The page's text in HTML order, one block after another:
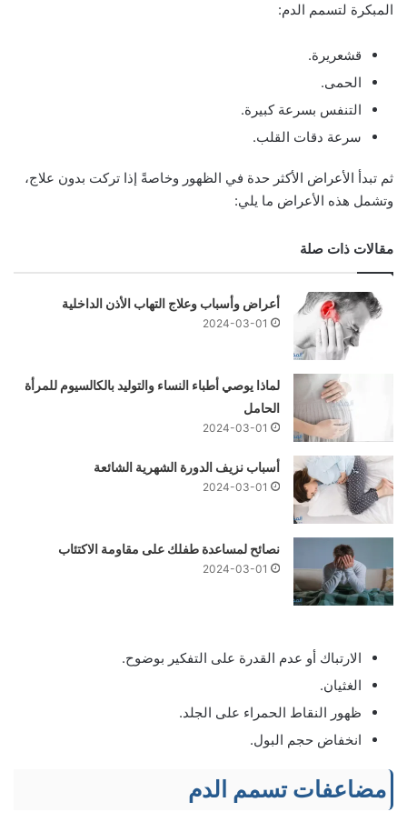
المبكرة لتسمم الدم:
قشعريرة.
الحمى.
التنفس بسرعة كبيرة.
سرعة دقات القلب.
ثم تبدأ الأعراض الأكثر حدة في الظهور وخاصةً إذا تركت بدون علاج،
وتشمل هذه الأعراض ما يلي:
مقالات ذات صلة
أعراض وأسباب وعلاج التهاب الأذن الداخلية
2024-03-01
لماذا يوصي أطباء النساء والتوليد بالكالسيوم للمرأة
الحامل
2024-03-01
أسباب نزيف الدورة الشهرية الشائعة
2024-03-01
نصائح لمساعدة طفلك على مقاومة الاكتئاب
2024-03-01
الارتباك أو عدم القدرة على التفكير بوضوح.
الغثيان.
ظهور النقاط الحمراء على الجلد.
انخفاض حجم البول.
مضاعفات تسمم الدم